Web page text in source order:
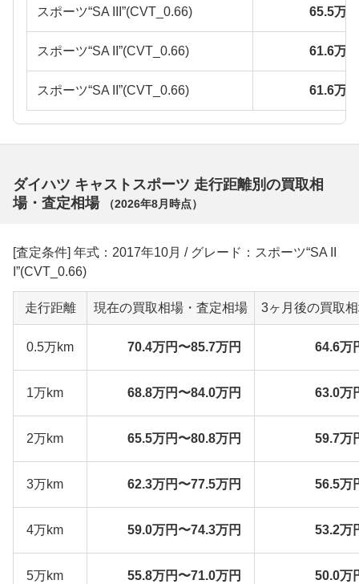
スポーツ“SA III”(CVT_0.66) 65.5万
スポーツ“SA II”(CVT_0.66) 61.6万
スポーツ“SA II”(CVT_0.66) 61.6万
ダイハツ キャストスポーツ 走行距離別の買取相
場・査定相場
（2026年8月 時点）
[査定条件] 年式：2017年10月 / グレード：スポーツ“SA II
I”(CVT_0.66)
走行距離 現在の買取相場・査定相場 3ヶ月後の買取
0.5万km 70.4万円〜85.7万円 64.6万
1万km 68.8万円〜84.0万円 63.0万
2万km 65.5万円〜80.8万円 59.7万
3万km 62.3万円〜77.5万円 56.5万
4万km 59.0万円〜74.3万円 53.2万
5万km 55.8万円〜71.0万円 50.0万